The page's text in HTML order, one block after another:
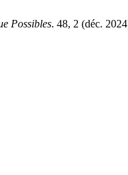
Possibles. 48, 2 (déc.